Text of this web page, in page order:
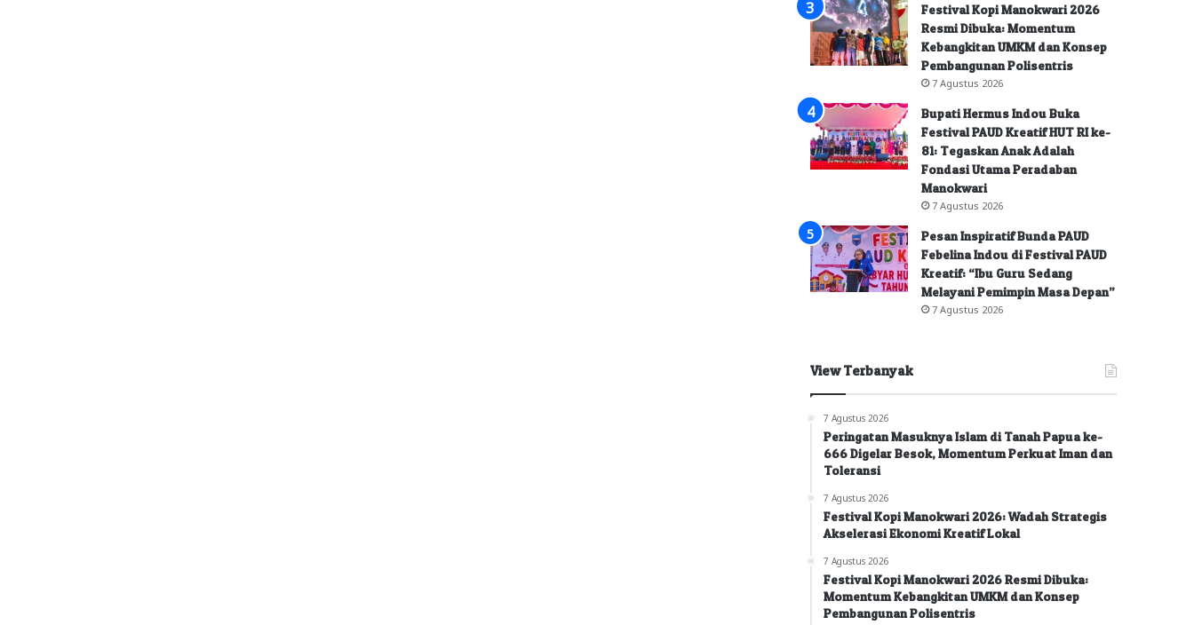
Festival Kopi Manokwari 2026
Resmi Dibuka: Momentum
Kebangkitan UMKM dan Konsep
Pembangunan Polisentris
7 Agustus 2026
Bupati Hermus Indou Buka
Festival PAUD Kreatif HUT RI ke-
81: Tegaskan Anak Adalah
Fondasi Utama Peradaban
Manokwari
7 Agustus 2026
Pesan Inspiratif Bunda PAUD
Febelina Indou di Festival PAUD
Kreatif: “Ibu Guru Sedang
Melayani Pemimpin Masa Depan”
7 Agustus 2026
View Terbanyak
7 Agustus 2026
Peringatan Masuknya Islam di Tanah Papua ke-
666 Digelar Besok, Momentum Perkuat Iman dan
Toleransi
7 Agustus 2026
Festival Kopi Manokwari 2026: Wadah Strategis
Akselerasi Ekonomi Kreatif Lokal
7 Agustus 2026
Festival Kopi Manokwari 2026 Resmi Dibuka:
Momentum Kebangkitan UMKM dan Konsep
Pembangunan Polisentris